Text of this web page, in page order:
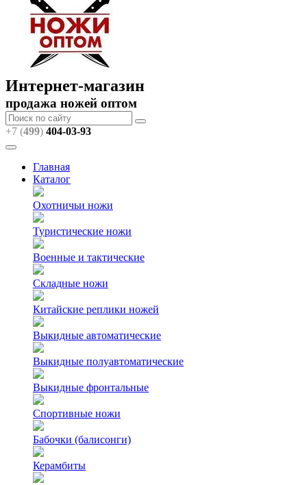
Интернет-магазин
продажа ножей оптом
+7 (499) 404-03-93
Главная
Каталог
Охотничьи ножи
Туристические ножи
Военные и тактические
Складные ножи
Китайские реплики ножей
Выкидные автоматические
Выкидные полуавтоматические
Выкидные фронтальные
Спортивные ножи
Бабочки (балисонги)
Керамбиты